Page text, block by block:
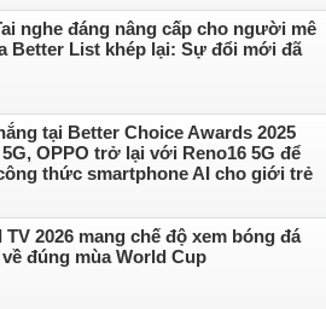
nghe đáng nâng cấp cho người mê
Better List khép lại: Sự đổi mới đã
tại Better Choice Awards 2025
OPPO trở lại với Reno16 5G để
thức smartphone AI cho giới trẻ
TV 2026 mang chế độ xem bóng đá
đúng mùa World Cup